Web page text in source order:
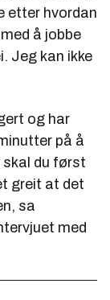
etter hvordan
å jobbe
Jeg kan ikke
og har
på å
skal du først
greit at det
sa
med